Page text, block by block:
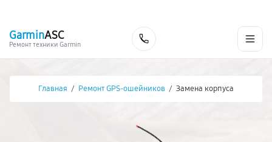
GarminASC
Ремонт техники Garmin
Главная / Ремонт GPS-ошейников / Замена корпуса